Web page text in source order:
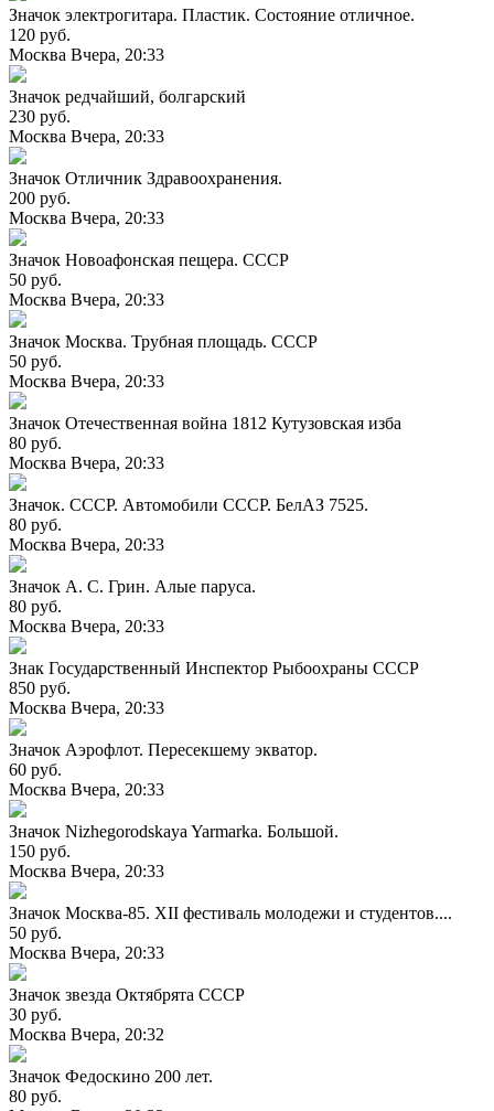
Значок электрогитара. Пластик. Состояние отличное.
120 руб.
Москва Вчера, 20:33
Значок редчайший, болгарский
230 руб.
Москва Вчера, 20:33
Значок Отличник Здравоохранения.
200 руб.
Москва Вчера, 20:33
Значок Новоафонская пещера. СССР
50 руб.
Москва Вчера, 20:33
Значок Москва. Трубная площадь. СССР
50 руб.
Москва Вчера, 20:33
Значок Отечественная война 1812 Кутузовская изба
80 руб.
Москва Вчера, 20:33
Значок. СССР. Автомобили СССР. БелАЗ 7525.
80 руб.
Москва Вчера, 20:33
Значок А. С. Грин. Алые паруса.
80 руб.
Москва Вчера, 20:33
Знак Государственный Инспектор Рыбоохраны СССР
850 руб.
Москва Вчера, 20:33
Значок Аэрофлот. Пересекшему экватор.
60 руб.
Москва Вчера, 20:33
Значок Nizhegorodskaya Yarmarka. Большой.
150 руб.
Москва Вчера, 20:33
Значок Москва-85. XII фестиваль молодежи и студентов....
50 руб.
Москва Вчера, 20:33
Значок звезда Октябрята СССР
30 руб.
Москва Вчера, 20:32
Значок Федоскино 200 лет.
80 руб.